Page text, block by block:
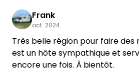
Angelika & Daniel
gâteaux faits maison sont un
être l'un des meilleurs des
ciel étoilé, un rossignol et un
peut-on demander de plus ?
Angelika & Daniel
Frank
oct. 2024
Très belle région pour faire des
est un hôte sympathique et
encore une fois. À bientôt.